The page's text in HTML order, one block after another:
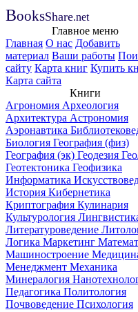
BooksShare.net
Главное меню
Главная О нас Добавить
материал Ваши работы
сайту Карта книг Купить
Карта сайта
Книги
Агрономия Археология
Архитектура Астрономия
Аэронавтика
Биология География (физ)
География (эк) Геодезия
Геотектоника Геофизика
Информатика
История Кибернетика
Криптография Кулинария
Культурология
Литературоведение
Логика Маркетинг
Машиностроение
Менеджмент Механика
Минералогия
Педагогика Политология
Почвоведение Психология